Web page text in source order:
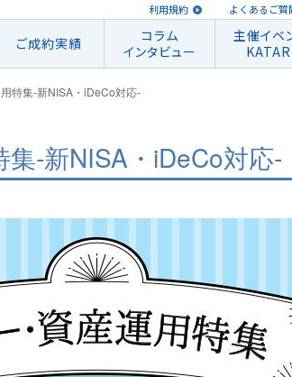
利用規約 よくあるご質
ご成約実績
コラム
インタビュー
主催イベ
特集‐新NISA・iDeCo対応‐
‐新NISA・iDeCo対応‐